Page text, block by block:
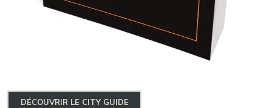
DÉCOUVRIR LE CITY GUIDE